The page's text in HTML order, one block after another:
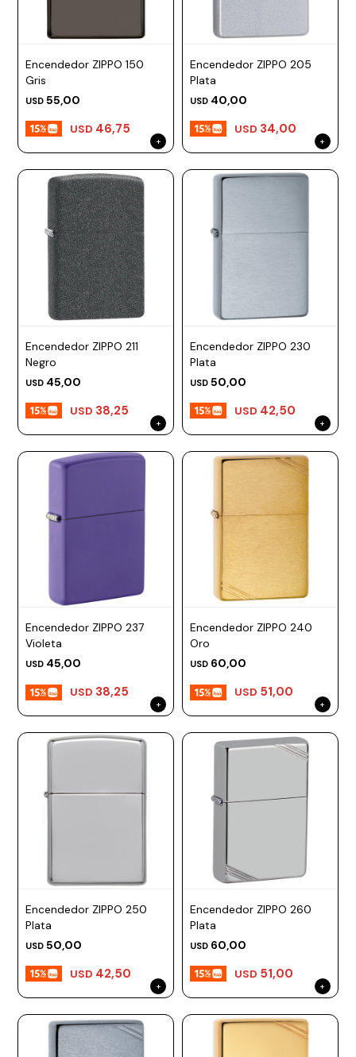
Encendedor ZIPPO 150
Gris
USD 55,00
USD 46,75
Encendedor ZIPPO 205
Plata
USD 40,00
USD 34,00
Encendedor ZIPPO 211
Negro
USD 45,00
USD 38,25
Encendedor ZIPPO 230
Plata
USD 50,00
USD 42,50
Encendedor ZIPPO 237
Violeta
USD 45,00
USD 38,25
Encendedor ZIPPO 240
Oro
USD 60,00
USD 51,00
Encendedor ZIPPO 250
Plata
USD 50,00
USD 42,50
Encendedor ZIPPO 260
Plata
USD 60,00
USD 51,00